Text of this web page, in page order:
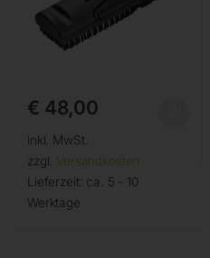
€ 48,00
inkl. MwSt.
zzgl. Versandkosten
Lieferzeit: ca. 5 - 10
Werktage